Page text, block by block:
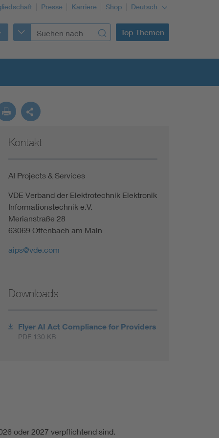
Presse Karriere Shop Deutsch
Top Themen
Building Services Engineering
Information and communications technology ICT
Education + profession
Renewable energies
Environmental Protection
Kontakt
AI Projects & Services
VDE Verband der Elektrotechnik Elektronik
Informationstechnik e.V.
Merianstraße 28
63069 Offenbach am Main
aips@vde.com
Downloads
Flyer AI Act Compliance for Providers
PDF 130 KB
oder 2027 verpflichtend sind.